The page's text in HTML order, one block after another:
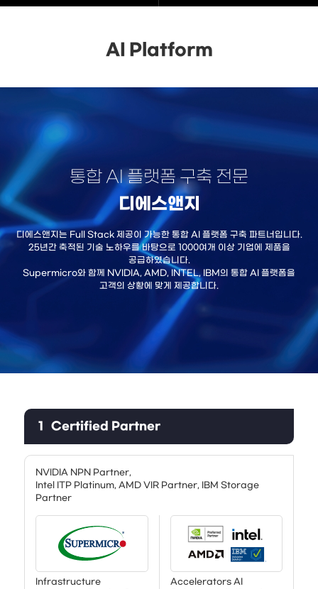
AI Platform
통합 AI 플랫폼 구축 전문
디에스앤지
디에스앤지는 Full Stack 제공이 가능한 통합 AI 플랫폼 구축 파트너입니다.
25년간 축적된 기술 노하우를 바탕으로 1000여개 이상 기업에 제품을
공급하였습니다.
Supermicro와 함께 NVIDIA, AMD, INTEL, IBM의 통합 AI 플랫폼을
고객의 상황에 맞게 제공합니다.
1 Certified Partner
NVIDIA NPN Partner,
Intel ITP Platinum, AMD VIR Partner, IBM Storage
Partner
Infrastructure
Accelerators AI